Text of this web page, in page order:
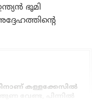
ഭൂമി
കള്ളക്കേസിൽ
വേണ്ട, പിന്നിൽ